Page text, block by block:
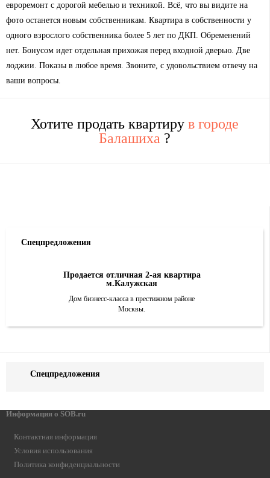
евроремонт с дорогой мебелью и техникой. Всё, что вы видите на
фото останется новым собственникам. Квартира в собственности у
одного взрослого собственника более 5 лет по ДКП. Обременений
нет. Бонусом идет отдельная прихожая перед входной дверью. Две
лоджии. Показы в любое время. Звоните, с удовольствием отвечу на
ваши вопросы.
Хотите продать квартиру в городе
Балашиха ?
Спецпредложения
Продается отличная 2-ая квартира
м.Калужская
Дом бизнесс-класса в престижном районе
Москвы.
Спецпредложения
Информация о SOB.ru
Контактная информация
Условия использования
Политика конфиденциальности